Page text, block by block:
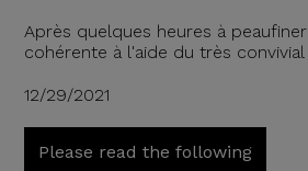
Après quelques heures à
cohérente à l'aide du très
12/29/2021
Please read the following